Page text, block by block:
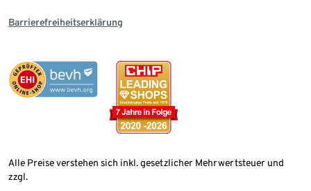
Barrierefreiheitserklärung
Alle Preise verstehen sich inkl. gesetzlicher Mehrwertsteuer und
zzgl.